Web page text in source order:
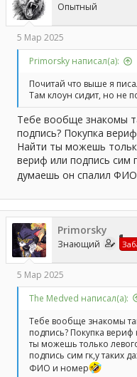
и
:
Опытный
5 Мар 2025
Primorsky написал(а):
Почитай что выше я
Там клоун сидит, но не
Тебе вообще знакомы
подпись? Покупка
Найти ты можешь
вериф или подпись сим
думаешь он спалил
Primorsky
Знающий
5 Мар 2025
The Medved написал(а):
Тебе вообще знакомы
подпись? Покупка
ты можешь только
подпись сим гк,у таких
ФИО и номер